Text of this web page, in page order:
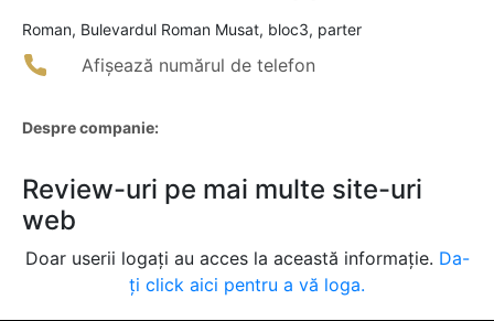
Roman, Bulevardul Roman Musat, bloc3, parter
Afișează numărul de telefon
Despre companie:
Review-uri pe mai multe site-uri
web
Doar userii logați au acces la această informație. Da-
ți click aici pentru a vă loga.